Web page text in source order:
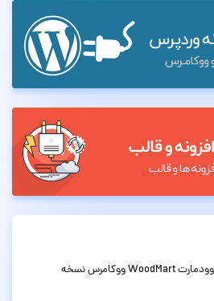
قالب فروشگاهی چندمنظوره وودمارت WoodMart ووکامرس نسخه